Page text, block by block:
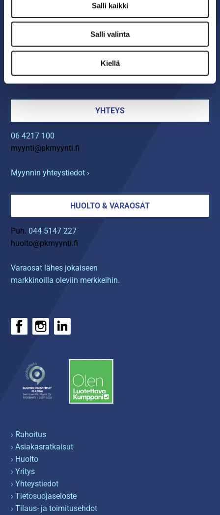
Salli kaikki
Salli valinta
Kiellä
Seinäjoen PK-Myynti Oy
arkisin klo 8.00-16.00
YHTEYS
06 4217 100
myynti@pkmyynti.fi
Myynnin yhteystiedot ›
HUOLTO & VARAOSAT
Puh. 044 5147 227
huolto@pkmyynti.fi
Varaosat lähes jokaiseen
markkinoilla oleviin merkkeihin.
› Rahoitus
› Asiakasratkaisut
› Huolto
› Yritys
› Yhteystiedot
› Tietosuojaseloste
› Tilaus- ja toimitusehdot